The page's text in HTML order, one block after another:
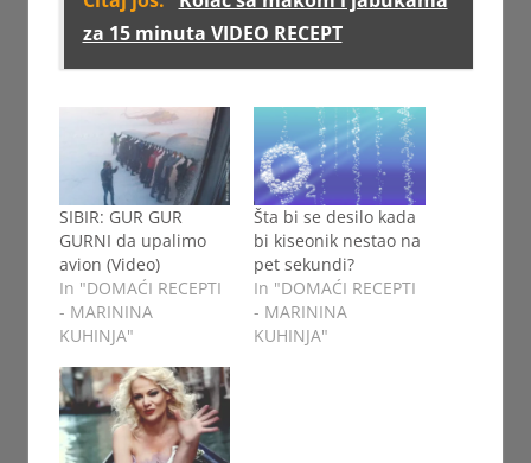
za 15 minuta VIDEO RECEPT
SIBIR: GUR GUR
GURNI da upalimo
avion (Video)
In "DOMAĆI RECEPTI
- MARININA
KUHINJA"
Šta bi se desilo kada
bi kiseonik nestao na
pet sekundi?
In "DOMAĆI RECEPTI
- MARININA
KUHINJA"